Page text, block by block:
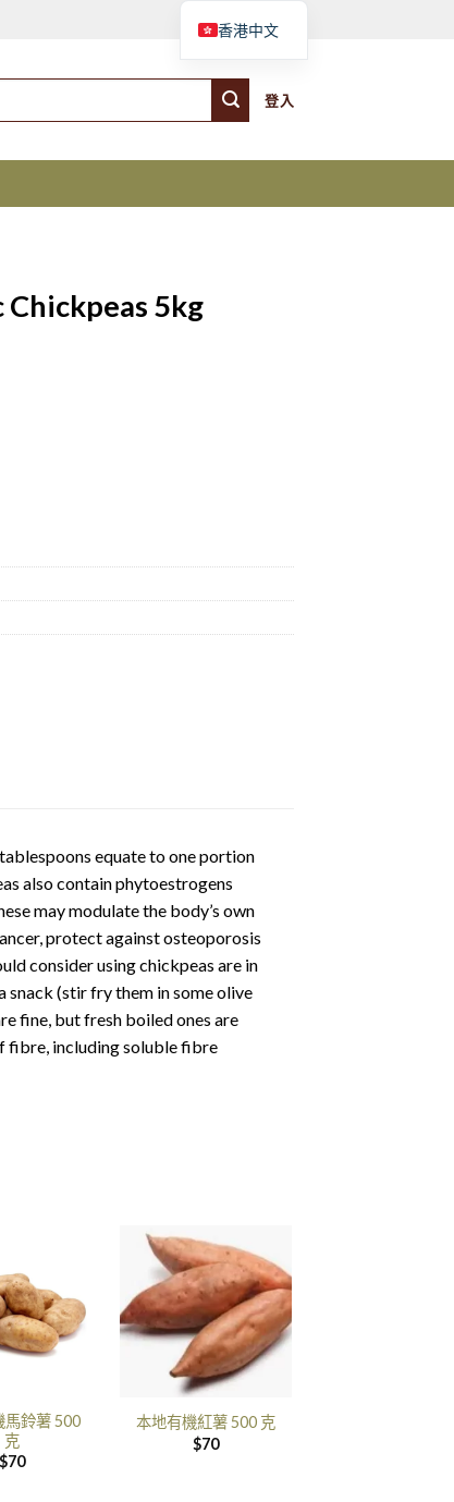
購物車
登入
5kg
equate to one portion
also contain phytoestrogens
may modulate the body’s own
protect against osteoporosis
consider using chickpeas are in
snack (stir fry them in some olive
fine, but fresh boiled ones are
fibre, including soluble fibre
馬鈴薯 500
克
$70
本地有機紅薯 500 克
$70
香港中文